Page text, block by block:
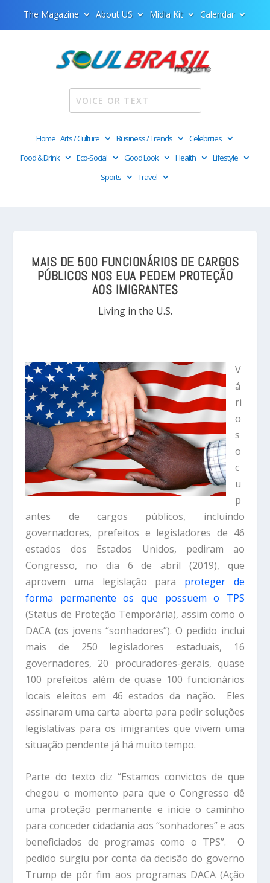
The Magazine About US Midia Kit Calendar
Home Arts / Culture Business / Trends
Celebrities
Food & Drink
Eco-Social Good Look Health
Lifestyle
Sports
Travel
MAIS DE 500 FUNCIONÁRIOS DE CARGOS
PÚBLICOS NOS EUA PEDEM PROTEÇÃO
AOS IMIGRANTES
Living in the U.S.
V
á
ri
o
s
o
c
u
p
antes de cargos públicos, incluindo
governadores, prefeitos e legisladores de 46
estados dos Estados Unidos, pediram ao
Congresso, no dia 6 de abril (2019), que
aprovem uma legislação para proteger de
forma permanente os que possuem o TPS
(Status de Proteção Temporária), assim como o
DACA (os jovens “sonhadores”). O pedido inclui
mais de 250 legisladores estaduais, 16
governadores, 20 procuradores-gerais, quase
100 prefeitos além de quase 100 funcionários
locais eleitos em 46 estados da nação. Eles
assinaram uma carta aberta para pedir soluções
legislativas para os imigrantes que vivem uma
situação pendente já há muito tempo.
Parte do texto diz “Estamos convictos de que
chegou o momento para que o Congresso dê
uma proteção permanente e inicie o caminho
para conceder cidadania aos “sonhadores” e aos
beneficiados de programas como o TPS”. O
pedido surgiu por conta da decisão do governo
Trump de pôr fim aos programas DACA (Ação